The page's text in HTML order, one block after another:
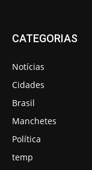
CATEGORIAS
Notícias
Cidades
Brasil
Manchetes
Política
temp